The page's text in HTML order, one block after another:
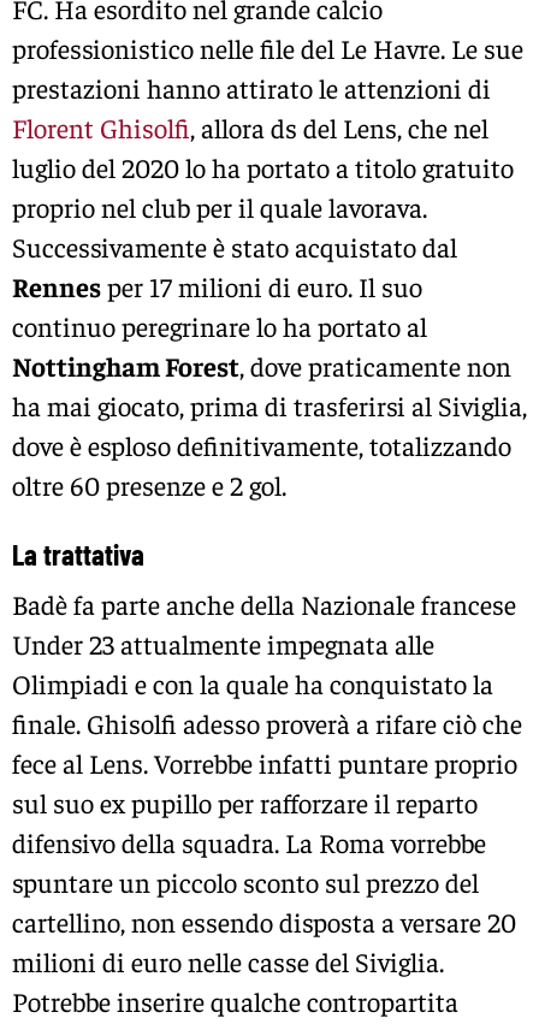
FC. Ha esordito nel grande calcio
professionistico nelle file del Le Havre. Le sue
prestazioni hanno attirato le attenzioni di
Florent Ghisolfi, allora ds del Lens, che nel
luglio del 2020 lo ha portato a titolo gratuito
proprio nel club per il quale lavorava.
Successivamente è stato acquistato dal
Rennesper 17 milioni di euro. Il suo
continuo peregrinare lo ha portato al
Nottingham Forest, dove praticamente non
ha mai giocato, prima di trasferirsi al Siviglia,
dove è esploso definitivamente, totalizzando
oltre 60 presenze e 2 gol.
La trattativa
Badè fa parte anche della Nazionale francese
Under 23 attualmente impegnata alle
Olimpiadi e con la quale ha conquistato la
finale. Ghisolfi adesso proverà a rifare ciò che
fece al Lens. Vorrebbe infatti puntare proprio
sul suo ex pupillo per rafforzare il reparto
difensivo della squadra. La Roma vorrebbe
spuntare un piccolo sconto sul prezzo del
cartellino, non essendo disposta a versare 20
milioni di euro nelle casse del Siviglia.
Potrebbe inserire qualche contropartita